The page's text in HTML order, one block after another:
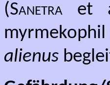
(Sanetra et
alienus